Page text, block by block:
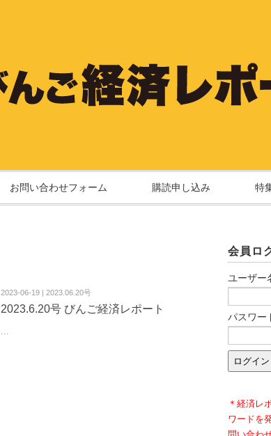
お問い合わせフォーム 購読申し込み 特
2023-06-19 | 2023.06.20号
2023.6.20号 びんご経済レポート
...
会員ロ
ユーザー
パスワー
＊経済レ
ワードを